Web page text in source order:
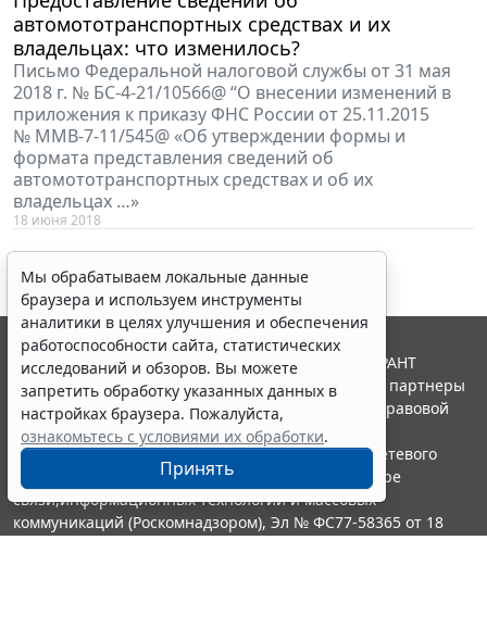
автомототранспортных средствах и их
владельцах: что изменилось?
Письмо Федеральной налоговой службы от 31 мая
2018 г. № БС-4-21/10566@ “О внесении изменений в
приложения к приказу ФНС России от 25.11.2015
№ ММВ-7-11/545@ «Об утверждении формы и
формата представления сведений об
автомототранспортных средствах и об их
владельцах …»
18 июня 2018
Мы обрабатываем локальные данные
браузера и используем инструменты
аналитики в целях улучшения и обеспечения
работоспособности сайта, статистических
исследований и обзоров. Вы можете
запретить обработку указанных данных в
настройках браузера. Пожалуйста,
ознакомьтесь с условиями их обработки.
Принять
© ООО "НПП "ГАРАНТ-СЕРВИС", 2026. Система ГАРАНТ
выпускается с 1990 года. Компания "Гарант" и ее партнеры
являются участниками Российской ассоциации правовой
информации ГАРАНТ.
Портал ГАРАНТ.РУ зарегистрирован в качестве сетевого
издания Федеральной службой по надзору в сфере
связи,информационных технологий и массовых
коммуникаций (Роскомнадзором), Эл № ФС77-58365 от 18